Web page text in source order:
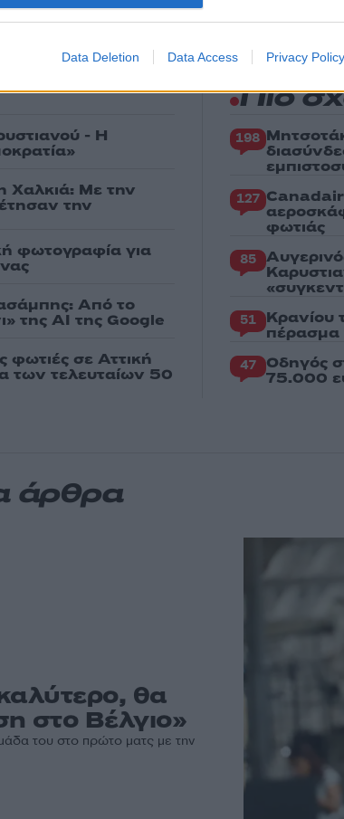
Data Deletion Data Access Privacy Policy
- Η
Χαλκιά: Με την
την
φωτογραφία για
Από το
της AI της Google
φωτιές σε Αττική
των τελευταίων 50
Πιο
198
127 Canadair
φωτιάς
85
51 Κρανίου
πέρασμα
47 Οδηγός
75.000
άρθρα
θα
στο Βέλγιο»
του στο πρώτο ματς με την